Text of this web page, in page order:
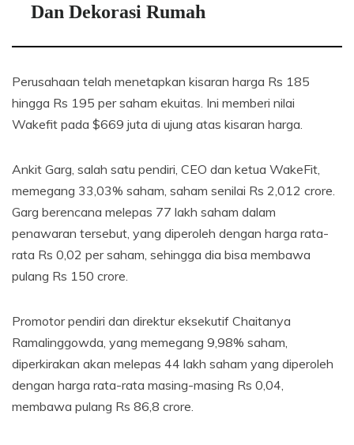
Dan Dekorasi Rumah
Perusahaan telah menetapkan kisaran harga Rs 185
hingga Rs 195 per saham ekuitas. Ini memberi nilai
Wakefit pada $669 juta di ujung atas kisaran harga.
Ankit Garg, salah satu pendiri, CEO dan ketua WakeFit,
memegang 33,03% saham, saham senilai Rs 2,012 crore.
Garg berencana melepas 77 lakh saham dalam
penawaran tersebut, yang diperoleh dengan harga rata-
rata Rs 0,02 per saham, sehingga dia bisa membawa
pulang Rs 150 crore.
Promotor pendiri dan direktur eksekutif Chaitanya
Ramalinggowda, yang memegang 9,98% saham,
diperkirakan akan melepas 44 lakh saham yang diperoleh
dengan harga rata-rata masing-masing Rs 0,04,
membawa pulang Rs 86,8 crore.